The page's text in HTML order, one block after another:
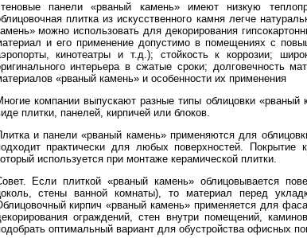
панели «рваный камень» имеют низкую
плитка из искусственного камня легче
можно использовать для декорирования
и его применение допустимо в помещениях с
кинотеатры и т.д.); стойкость к коррозии;
интерьера в сжатые сроки; долговечность
«рваный камень» и особенности их применения
компании выпускают разные типы облицовки «рваный
плитки, панелей, кирпичей или блоков.
и панели «рваный камень» применяются для
практически для любых поверхностей.
используется при монтаже керамической плитки.
Если плиткой «рваный камень» облицовывается
стены ванной комнаты), то материал перед
кирпич «рваный камень» применяется для
ограждений, стен внутри помещений,
оптимальный вариант для обустройства офисных